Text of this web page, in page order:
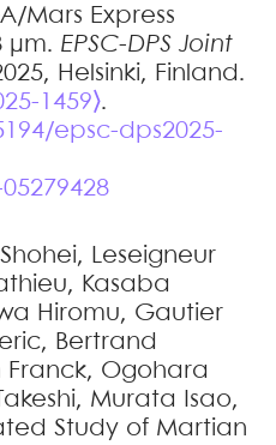
Mars Express
µm. EPSC-DPS Joint
Helsinki, Finland.
1459⟩.
epsc-dps2025-
Shohei, Leseigneur
, Kasaba
Hiromu, Gautier
, Bertrand
Franck, Ogohara
Takeshi, Murata Isao,
Study of Martian